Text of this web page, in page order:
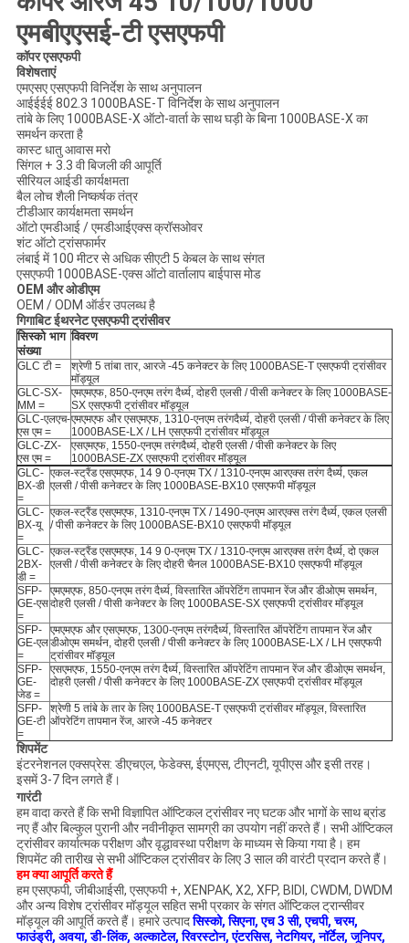
एमबीएएसई-टी एसएफपी
कॉपर एसएफपी
विशेषताएं
एमएसए एसएफपी विनिर्देश के साथ अनुपालन
आईईईई 802.3 1000BASE-T विनिर्देश के साथ अनुपालन
तांबे के लिए 1000BASE-X ऑटो-वार्ता के साथ घड़ी के बिना 1000BASE-X का
समर्थन करता है
कास्ट धातु आवास मरो
सिंगल + 3.3 वी बिजली की आपूर्ति
सीरियल आईडी कार्यक्षमता
बैल लोच शैली निष्कर्षक तंत्र
टीडीआर कार्यक्षमता समर्थन
ऑटो एमडीआई / एमडीआईएक्स क्रॉसओवर
शंट ऑटो ट्रांसफार्मर
लंबाई में 100 मीटर से अधिक सीएटी 5 केबल के साथ संगत
एसएफपी 1000BASE-एक्स ऑटो वार्तालाप बाईपास मोड
OEM और ओडीएम
OEM / ODM ऑर्डर उपलब्ध है
गिगाबिट ईथरनेट एसएफपी ट्रांसीवर
सिस्को भाग
संख्या
विवरण
GLC टी =
श्रेणी 5 तांबा तार, आरजे -45 कनेक्टर के लिए 1000BASE-T एसएफपी ट्रांसीवर
मॉड्यूल
GLC-SX-
MM =
एमएमएफ, 850-एनएम तरंग दैर्ध्य, दोहरी एलसी / पीसी कनेक्टर के लिए 1000BASE-
SX एसएफपी ट्रांसीवर मॉड्यूल
GLC-एलएच-
एस एम =
एमएमएफ और एसएमएफ, 1310-एनएम तरंगदैर्ध्य, दोहरी एलसी / पीसी कनेक्टर के लिए
1000BASE-LX / LH एसएफपी ट्रांसीवर मॉड्यूल
GLC-ZX-
एस एम =
एसएमएफ, 1550-एनएम तरंगदैर्ध्य, दोहरी एलसी / पीसी कनेक्टर के लिए
1000BASE-ZX एसएफपी ट्रांसीवर मॉड्यूल
GLC-
BX-डी
=
एकल-स्ट्रैंड एसएमएफ, 14 9 0-एनएम TX / 1310-एनएम आरएक्स तरंग दैर्ध्य, एकल
एलसी / पीसी कनेक्टर के लिए 1000BASE-BX10 एसएफपी मॉड्यूल
GLC-
BX-यू
=
एकल-स्ट्रैंड एसएमएफ, 1310-एनएम TX / 1490-एनएम आरएक्स तरंग दैर्ध्य, एकल एलसी
/ पीसी कनेक्टर के लिए 1000BASE-BX10 एसएफपी मॉड्यूल
GLC-
2BX-
डी =
एकल-स्ट्रैंड एसएमएफ, 14 9 0-एनएम TX / 1310-एनएम आरएक्स तरंग दैर्ध्य, दो एकल
एलसी / पीसी कनेक्टर के लिए दोहरी चैनल 1000BASE-BX10 एसएफपी मॉड्यूल
SFP-
GE-एस
=
एमएमएफ, 850-एनएम तरंग दैर्ध्य, विस्तारित ऑपरेटिंग तापमान रेंज और डीओएम समर्थन,
दोहरी एलसी / पीसी कनेक्टर के लिए 1000BASE-SX एसएफपी ट्रांसीवर मॉड्यूल
SFP-
GE-एल
=
एमएमएफ और एसएमएफ, 1300-एनएम तरंगदैर्ध्य, विस्तारित ऑपरेटिंग तापमान रेंज और
डीओएम समर्थन, दोहरी एलसी / पीसी कनेक्टर के लिए 1000BASE-LX / LH एसएफपी
ट्रांसीवर मॉड्यूल
SFP-
GE-
जेड =
एसएमएफ, 1550-एनएम तरंग दैर्ध्य, विस्तारित ऑपरेटिंग तापमान रेंज और डीओएम समर्थन,
दोहरी एलसी / पीसी कनेक्टर के लिए 1000BASE-ZX एसएफपी ट्रांसीवर मॉड्यूल
SFP-
GE-टी
=
श्रेणी 5 तांबे के तार के लिए 1000BASE-T एसएफपी ट्रांसीवर मॉड्यूल, विस्तारित
ऑपरेटिंग तापमान रेंज, आरजे -45 कनेक्टर
शिपमेंट
इंटरनेशनल एक्सप्रेस: ​​डीएचएल, फेडेक्स, ईएमएस, टीएनटी, यूपीएस और इसी तरह।
इसमें 3-7 दिन लगते हैं।
गारंटी
हम वादा करते हैं कि सभी विज्ञापित ऑप्टिकल ट्रांसीवर नए घटक और भागों के साथ ब्रांड
नए हैं और बिल्कुल पुरानी और नवीनीकृत सामग्री का उपयोग नहीं करते हैं। सभी ऑप्टिकल
ट्रांसीवर कार्यात्मक परीक्षण और वृद्धावस्था परीक्षण के माध्यम से किया गया है। हम
शिपमेंट की तारीख से सभी ऑप्टिकल ट्रांसीवर के लिए 3 साल की वारंटी प्रदान करते हैं।
हम क्या आपूर्ति करते हैं
हम एसएफपी, जीबीआईसी, एसएफपी +, XENPAK, X2, XFP, BIDI, CWDM, DWDM
और अन्य विशेष ट्रांसीवर मॉड्यूल सहित सभी प्रकार के संगत ऑप्टिकल ट्रान्सीवर
मॉड्यूल की आपूर्ति करते हैं। हमारे उत्पादसिस्को, सिएना, एच 3 सी, एचपी, चरम,
फाउंड्री, अवया, डी-लिंक, अल्काटेल, रिवरस्टोन, एंटरसिस, नेटगियर, नॉर्टेल, जूनिपर,